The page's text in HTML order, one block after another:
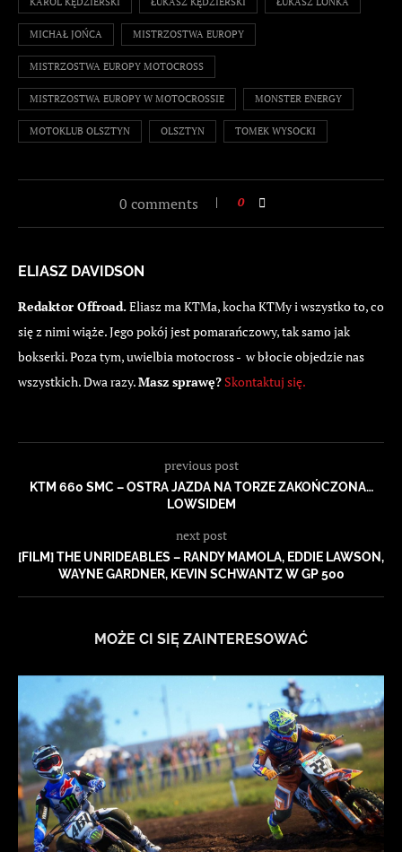
MICHAŁ JOŃCA MISTRZOSTWA EUROPY
MISTRZOSTWA EUROPY MOTOCROSS
MISTRZOSTWA EUROPY W MOTOCROSSIE MONSTER ENERGY
MOTOKLUB OLSZTYN OLSZTYN TOMEK WYSOCKI
0 comments 0
ELIASZ DAVIDSON
Redaktor Offroad.Eliasz ma KTMa, kocha KTMy i wszystko to, co
się z nimi wiąże. Jego pokój jest pomarańczowy, tak samo jak
bokserki. Poza tym, uwielbia motocross - w błocie objedzie nas
wszystkich. Dwa razy.Masz sprawę? Skontaktuj się.
previous post
KTM 660 SMC – OSTRA JAZDA NA TORZE ZAKOŃCZONA…
LOWSIDEM
next post
[FILM] THE UNRIDEABLES – RANDY MAMOLA, EDDIE LAWSON,
WAYNE GARDNER, KEVIN SCHWANTZ W GP 500
MOŻE CI SIĘ ZAINTERESOWAĆ